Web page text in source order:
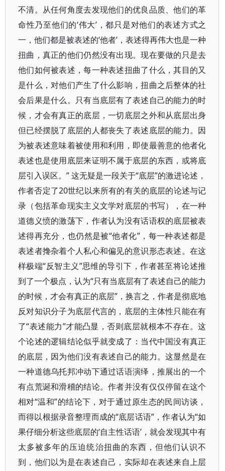
不清。从任何角度去发现他们的优良品质、他们的革
命性乃至他们的‘伟大’，都只是对他们的表述方式之
一，他们都是被表述的‘他者’，表述得再伟大也是一种
扭曲，真正的他们仍然没有出现。现在要做的只是去
他们如何被表述，每一种表述扭曲了什么，其目的又
是什么，对他们产生了什么影响，扭曲之后整体的社
会后果是什么。只有当底层有了表述自己的能力的时
候，才会有真正的底层，一切底层之外和从底层出身
但已经摆脱了底层的人都丧失了表述底层的能力。因
为被表述意味着被使用和利用，即使最善意的他者化
表述也是使用底层来证明不属于底层的东西，或将底
层引入误区。” 这无疑是一段关于“底层”的激进论述，
作者否定了20世纪以来所有的有关的底层的论述与记
录（包括革命现实主义文学对底层的书写），在一种
道德义愤的激荡下，作者认为没有话语权的底层被表
述得再充分，也仍然是被“他者化”，每一种表述都是
表述者搀杂着个人私心和偏见的意识形态表述。在这
样极端“反智主义”思维的导引下，作者甚至将论述推
到了一个极点，认为“只有当底层有了表述自己的能力
的时候，才会有真正的底层”，换言之，作者是彻底地
反对知识分子为底层代言的，底层的主体性只能在有
了“表述能力”才能凸显，否则底层就根本不存在。这
个论述的逻辑结论似乎就变成了：当代中国没有真正
的底层，因为他们没有表述自己的能力。这显然是在
一种道德乌托邦冲动下通过话语演绎，推展出的一个
有点荒诞和滑稽的结论。作者并没有仅仅停留在这个
相对“温和”的结论下，对于通过原生态的民间访谈，
而得以根据录音整理而成的“底层话语”，作者认为“如
果仔细分析这些底层的‘自主性话语’，就会发现其中有
太多被多年的压迫统治扭曲的东西，但他们认识不
到，他们以为是在表述自己，实际却在表述来自上层